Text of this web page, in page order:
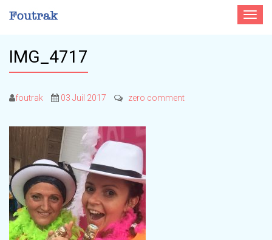
Toggle
IMG_4717
foutrak 03 Juil 2017 zero comment